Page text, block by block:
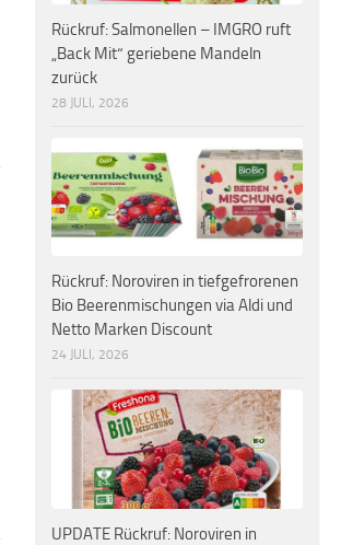
Rückruf: Salmonellen – IMGRO ruft
„Back Mit“ geriebene Mandeln
zurück
28 JULI, 2026
Rückruf: Noroviren in tiefgefrorenen
Bio Beerenmischungen via Aldi und
Netto Marken Discount
24 JULI, 2026
UPDATE Rückruf: Noroviren in